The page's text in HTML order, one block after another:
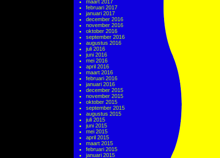
maart 2017
februari 2017
januari 2017
december 2016
november 2016
oktober 2016
september 2016
augustus 2016
juli 2016
juni 2016
mei 2016
april 2016
maart 2016
februari 2016
januari 2016
december 2015
november 2015
oktober 2015
september 2015
augustus 2015
juli 2015
juni 2015
mei 2015
april 2015
maart 2015
februari 2015
januari 2015